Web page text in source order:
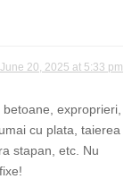
June 20, 2025 at 5:33 pm
exproprieri,
cu plata, taierea
stapan, etc. Nu